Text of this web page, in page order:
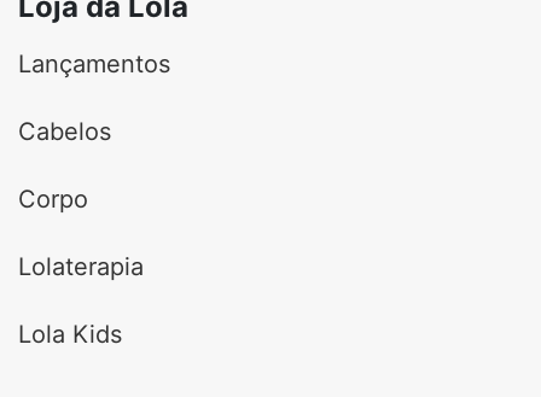
Lançamentos
Cabelos
Corpo
Lolaterapia
Lola Kids